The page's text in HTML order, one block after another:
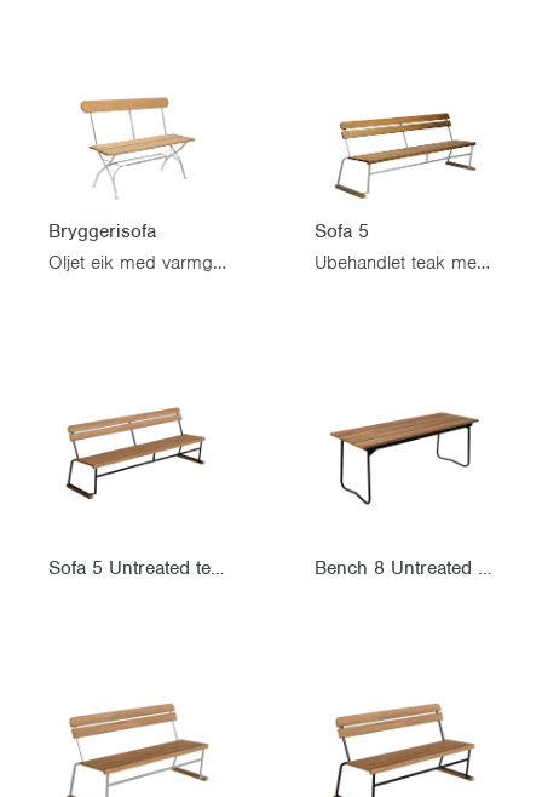
Bryggerisofa
Oljet eik med varmgalvanisert stativ
Sofa 5
Ubehandlet teak med varmgalvanisert stativ
Sofa 5 Untreated teak with black steel base Bench 8 Untreated teak with black steel base